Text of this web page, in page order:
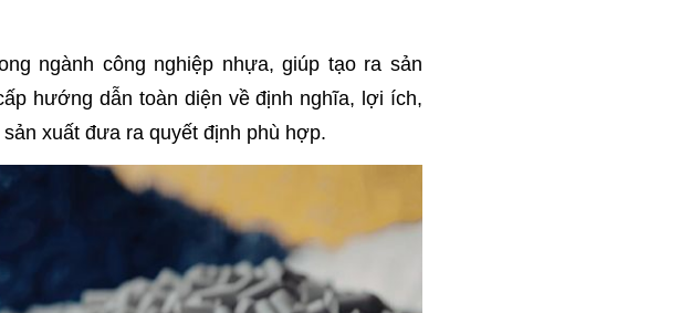
ngành công nghiệp nhựa, giúp tạo ra sản
hướng dẫn toàn diện về định nghĩa, lợi ích,
xuất đưa ra quyết định phù hợp.